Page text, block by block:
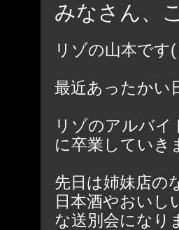
みなさん、
リゾの山本で
最近あったかい
リゾのアルバ
に卒業していき
先日は姉妹店の
日本酒やおいし
な送別会になり